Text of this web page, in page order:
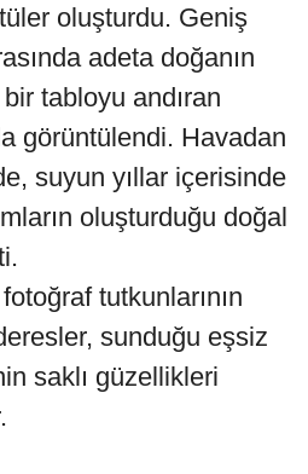
oluşturdu. Geniş
adeta doğanın
bir tabloyu andıran
görüntülendi. Havadan
suyun yıllar içerisinde
oluşturduğu doğal
tutkunlarının
sunduğu eşsiz
saklı güzellikleri